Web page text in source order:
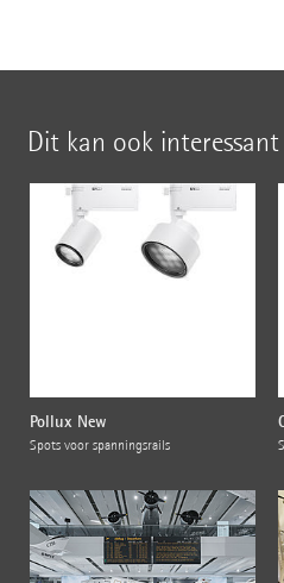
Dit kan ook
Pollux New
Spots voor spanningsrails